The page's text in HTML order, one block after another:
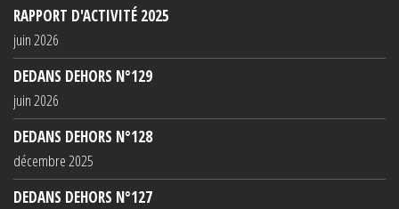
RAPPORT D'ACTIVITÉ 2025
juin 2026
DEDANS DEHORS N°129
juin 2026
DEDANS DEHORS N°128
décembre 2025
DEDANS DEHORS N°127